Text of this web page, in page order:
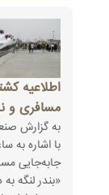
اطلاعیه
مسافری و
به گزارش
با اشاره به
جابه‌جایی
«بندر لنگه